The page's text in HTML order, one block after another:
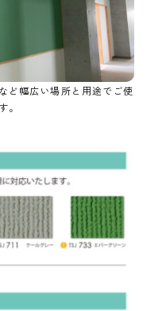
ど幅広い場所と用途でご使
。